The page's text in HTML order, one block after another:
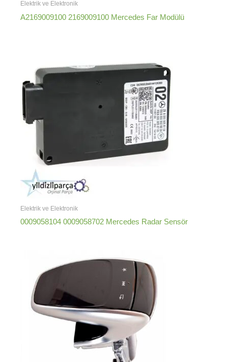
Elektrik ve Elektronik
A2169009100 2169009100 Mercedes Far Modülü
Elektrik ve Elektronik
0009058104 0009058702 Mercedes Radar Sensör